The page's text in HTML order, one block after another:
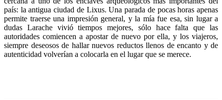
país: la antigua ciudad de Lixus. Una parada de pocas horas apenas
permite traerse una impresión general, y la mía fue esa, sin lugar a
dudas Larache vivió tiempos mejores, sólo hace falta que las
autoridades comiencen a apostar de nuevo por ella, y los viajeros,
siempre deseosos de hallar nuevos reductos llenos de encanto y de
autenticidad volverían a colocarla en el lugar que se merece.